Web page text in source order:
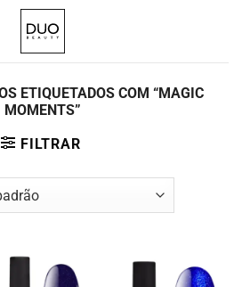
ETIQUETADOS COM “MAGIC
MOMENTS”
FILTRAR